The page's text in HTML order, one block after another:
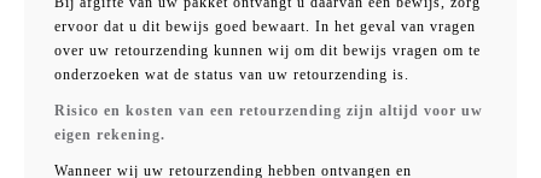
ervoor dat u dit bewijs goed bewaart. In het geval van vragen
over uw retourzending kunnen wij om dit bewijs vragen om te
onderzoeken wat de status van uw retourzending is.
Risico en kosten van een retourzending zijn altijd voor uw
eigen rekening.
Wanneer wij uw retourzending hebben ontvangen en